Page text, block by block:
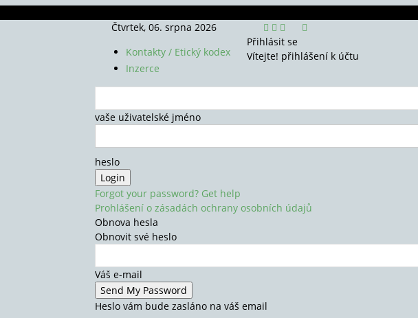
Čtvrtek, 06. srpna 2026
Kontakty / Etický kodex
Inzerce
Přihlásit se
Vítejte! přihlášení k účtu
vaše uživatelské jméno
heslo
Forgot your password? Get help
Prohlášení o zásadách ochrany osobních údajů
Obnova hesla
Obnovit své heslo
Váš e-mail
Heslo vám bude zasláno na váš email